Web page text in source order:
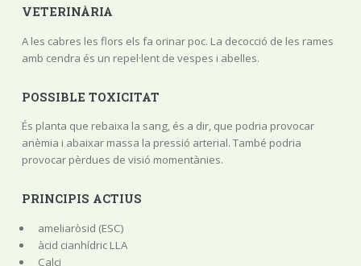
VETERINÀRIA
A les cabres les flors els fa orinar poc. La decocció de les rames
amb cendra és un repel·lent de vespes i abelles.
POSSIBLE TOXICITAT
És planta que rebaixa la sang, és a dir, que podria provocar
anèmia i abaixar massa la pressió arterial. També podria
provocar pèrdues de visió momentànies.
PRINCIPIS ACTIUS
ameliaròsid (ESC)
àcid cianhídric LLA
Calci